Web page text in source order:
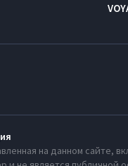
на данном сайте,